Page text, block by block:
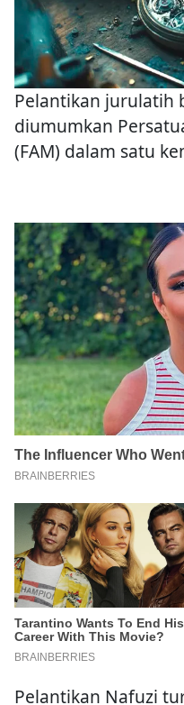
Pelantikan jurulatih
diumumkan
(FAM) dalam satu
Pelantikan Nafuzi